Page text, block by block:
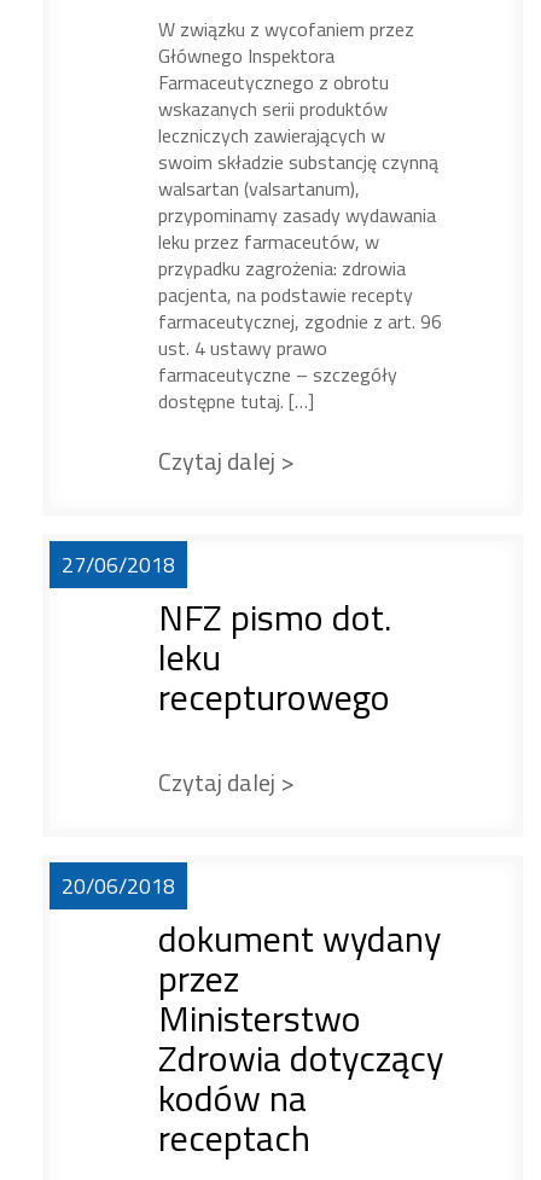
W związku z wycofaniem przez
Głównego Inspektora
Farmaceutycznego z obrotu
wskazanych serii produktów
leczniczych zawierających w
swoim składzie substancję czynną
walsartan (valsartanum),
przypominamy zasady wydawania
leku przez farmaceutów, w
przypadku zagrożenia: zdrowia
pacjenta, na podstawie recepty
farmaceutycznej, zgodnie z art. 96
ust. 4 ustawy prawo
farmaceutyczne – szczegóły
dostępne tutaj. […]
Czytaj dalej >
27/06/2018
NFZ pismo dot.
leku
recepturowego
Czytaj dalej >
20/06/2018
dokument wydany
przez
Ministerstwo
Zdrowia dotyczący
kodów na
receptach